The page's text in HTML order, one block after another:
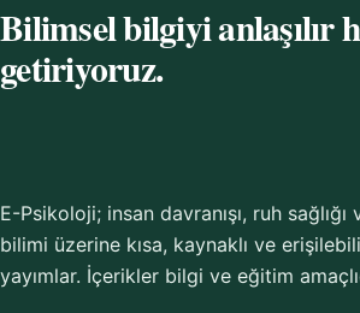
Bilimsel bilgiyi anlaşılır
getiriyoruz.
E-Psikoloji; insan davranışı, ruh
bilimi üzerine kısa, kaynaklı ve
yayımlar. İçerikler bilgi ve eğitim